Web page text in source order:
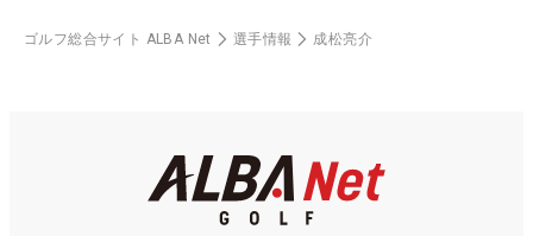
ゴルフ総合サイト ALBA Net 選手情報 成松亮介